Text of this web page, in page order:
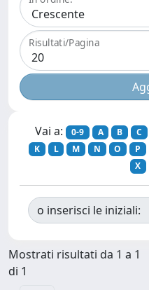
Risultati/Pagina
Vai a: 0-9 A B C
K
L M N O P
X
o inserisci le iniziali:
Mostrati risultati da 1 a 1
di 1